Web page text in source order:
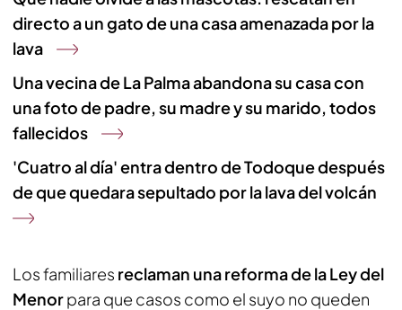
directo a un gato de una casa amenazada por la
lava
Una vecina de La Palma abandona su casa con
una foto de padre, su madre y su marido, todos
fallecidos
'Cuatro al día' entra dentro de Todoque después
de que quedara sepultado por la lava del volcán
Los familiares reclaman una reforma de la Ley del
Menorpara que casos como el suyo no queden